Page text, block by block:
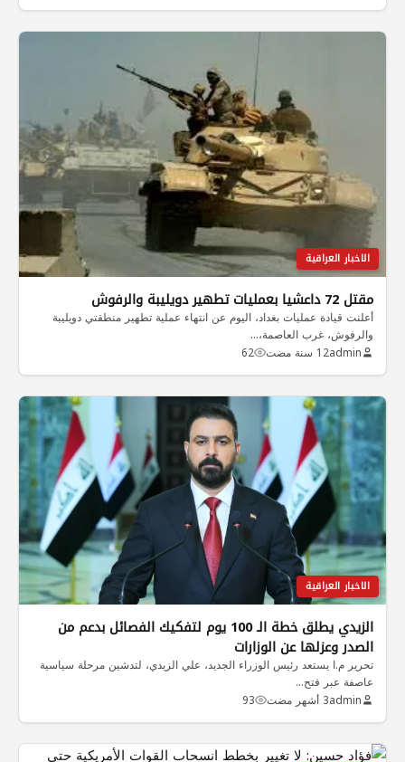
الاخبار العراقية
مقتل 72 داعشيا بعمليات تطهير دويليبة والرفوش
أعلنت قيادة عمليات بغداد، اليوم عن انتهاء عملية تطهير منطقتي دويليبة
والرفوش، غرب العاصمة،…
admin12 سنة مضت 62
الاخبار العراقية
الزيدي يطلق خطة الـ 100 يوم لتفكيك الفصائل بدعم من
الصدر وعزلها عن الوزارات
تحرير م.ا يستعد رئيس الوزراء الجديد، علي الزيدي، لتدشين مرحلة سياسية
عاصفة عبر فتح…
admin3 أشهر مضت 93